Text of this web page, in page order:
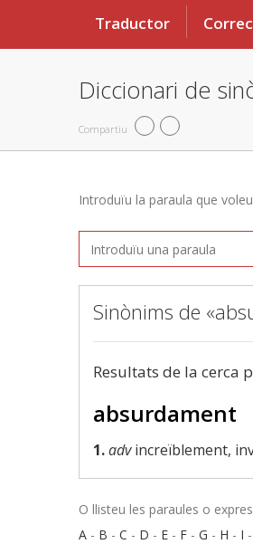
Traductor
Diccionari de
Compartiu
Introduïu la paraula que
Sinònims de
Resultats de la cerca
absurdament
1.advincreïblement,
O llisteu les paraules o
A - B - C - D - E - F - G - H - I -